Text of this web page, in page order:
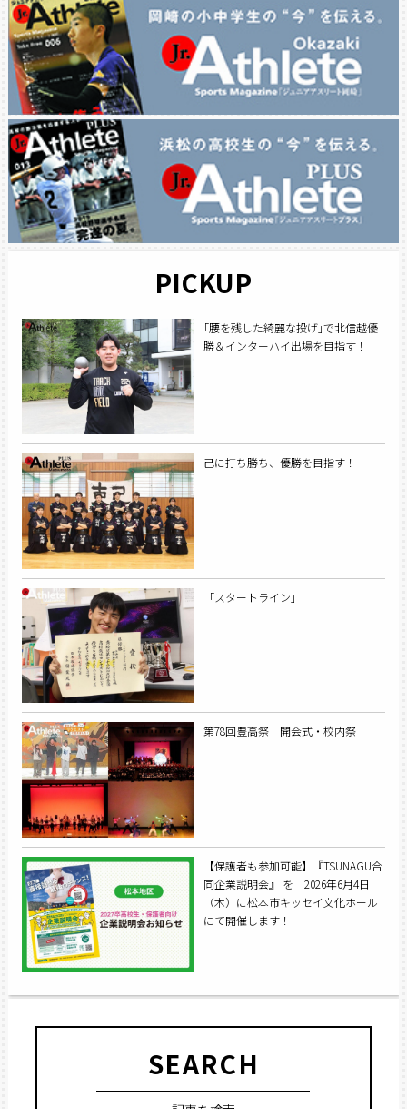
PICKUP
｢腰を残した綺麗な投げ｣で北信越優
勝＆インターハイ出場を目指す！
己に打ち勝ち、優勝を目指す！
「スタートライン」
第78回豊高祭 開会式・校内祭
【保護者も参加可能】『TSUNAGU合
同企業説明会』 を 2026年6月4日
（木）に松本市キッセイ文化ホール
にて開催します！
SEARCH